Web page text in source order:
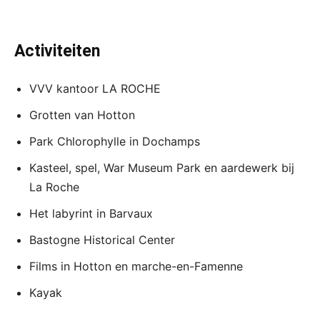
Activiteiten
VVV kantoor LA ROCHE
Grotten van Hotton
Park Chlorophylle in Dochamps
Kasteel, spel, War Museum Park en aardewerk bij
La Roche
Het labyrint in Barvaux
Bastogne Historical Center
Films in Hotton en marche-en-Famenne
Kayak